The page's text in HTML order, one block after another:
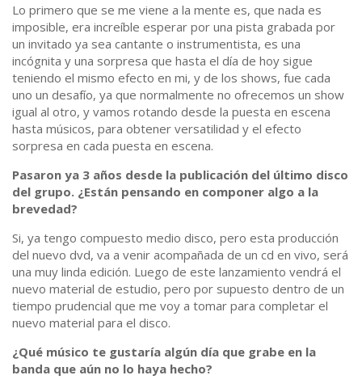
Lo primero que se me viene a la mente es, que nada es
imposible, era increíble esperar por una pista grabada por
un invitado ya sea cantante o instrumentista, es una
incógnita y una sorpresa que hasta el día de hoy sigue
teniendo el mismo efecto en mi, y de los shows, fue cada
uno un desafío, ya que normalmente no ofrecemos un show
igual al otro, y vamos rotando desde la puesta en escena
hasta músicos, para obtener versatilidad y el efecto
sorpresa en cada puesta en escena.
Pasaron ya 3 años desde la publicación del último disco
del grupo. ¿Están pensando en componer algo a la
brevedad?
Si, ya tengo compuesto medio disco, pero esta producción
del nuevo dvd, va a venir acompañada de un cd en vivo, será
una muy linda edición. Luego de este lanzamiento vendrá el
nuevo material de estudio, pero por supuesto dentro de un
tiempo prudencial que me voy a tomar para completar el
nuevo material para el disco.
¿Qué músico te gustaría algún día que grabe en la
banda que aún no lo haya hecho?